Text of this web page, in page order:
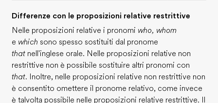
Differenze con le proposizioni relative restrittive
Nelle proposizioni relative i pronomi who, whom
e which sono spesso sostituiti dal pronome
that nell'inglese orale. Nelle proposizioni relative non
restrittive non è possibile sostituire altri pronomi con
that. Inoltre, nelle proposizioni relative non restrittive non
è consentito omettere il pronome relativo, come invece
è talvolta possibile nelle proposizioni relative restrittive. Il